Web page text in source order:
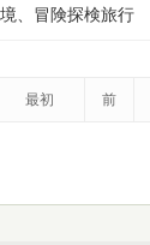
、冒険探検旅行
最初 前